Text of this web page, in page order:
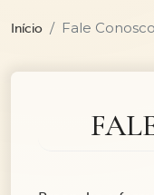
Início Fale Conosco